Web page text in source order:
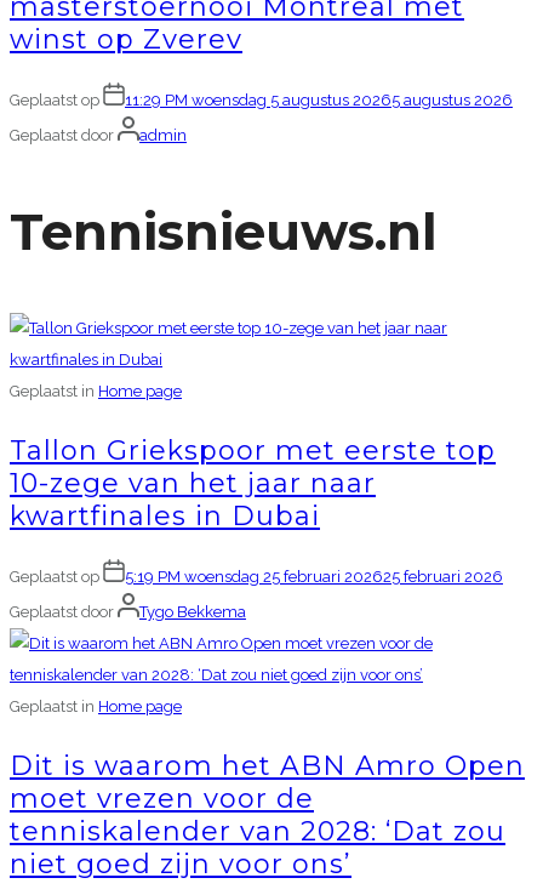
masterstoernooi Montreal met
winst op Zverev
Geplaatst op 11:29 PM woensdag 5 augustus 20265 augustus 2026
Geplaatst door
admin
Tennisnieuws.nl
Geplaatst in Home page
Tallon Griekspoor met eerste top
10-zege van het jaar naar
kwartfinales in Dubai
Geplaatst op 5:19 PM woensdag 25 februari 202625 februari 2026
Geplaatst door
Tygo Bekkema
Geplaatst in Home page
Dit is waarom het ABN Amro Open
moet vrezen voor de
tenniskalender van 2028: ‘Dat zou
niet goed zijn voor ons’